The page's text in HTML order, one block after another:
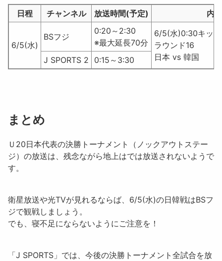
日程 チャンネル 放送時間(予定) 内容
6/5(水)
BSフジ
0:20～2:30
※最大延長70分
6/5(水)0:30キッ
ラウンド16
日本 vs 韓国
J SPORTS 2 0:15～3:30
まとめ
Ｕ20日本代表の決勝トーナメント（ノックアウトステー
ジ）の放送は、残念ながら地上はでは放送されないようで
す。
衛星放送や光TVが見れるならば、6/5(水)の日韓戦はBSフ
ジで観戦しましょう。
でも、寝不足にならないようにご注意を！
「J SPORTS 」では、今後の決勝トーナメント全試合を放